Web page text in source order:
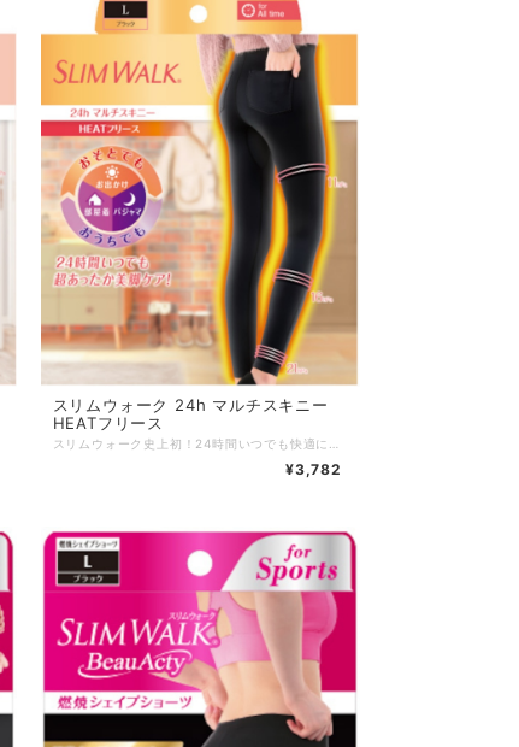
スリムウォーク 24h マルチスキニー
HEATフリース
¥3,782